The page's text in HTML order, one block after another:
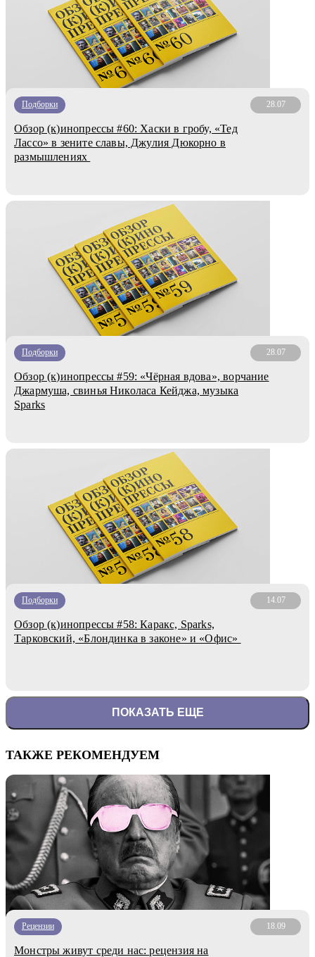
Подборки 28.07
Обзор (к)инопрессы #60: Хаски в гробу, «Тед
Лассо» в зените славы, Джулия Дюкорно в
размышлениях
Подборки 28.07
Обзор (к)инопрессы #59: «Чёрная вдова», ворчание
Джармуша, свинья Николаса Кейджа, музыка
Sparks
Подборки 14.07
Обзор (к)инопрессы #58: Каракс, Sparks,
Тарковский, «Блондинка в законе» и «Офис»
ПОКАЗАТЬ ЕЩЕ
ТАКЖЕ РЕКОМЕНДУЕМ
Рецензии 18.09
Монстры живут среди нас: рецензия на